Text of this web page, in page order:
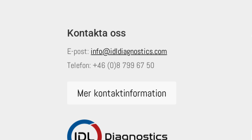
Kontakta oss
E-post: info@idldiagnostics.com
Telefon:+46 (0)8 799 67 50
Mer kontaktinformation